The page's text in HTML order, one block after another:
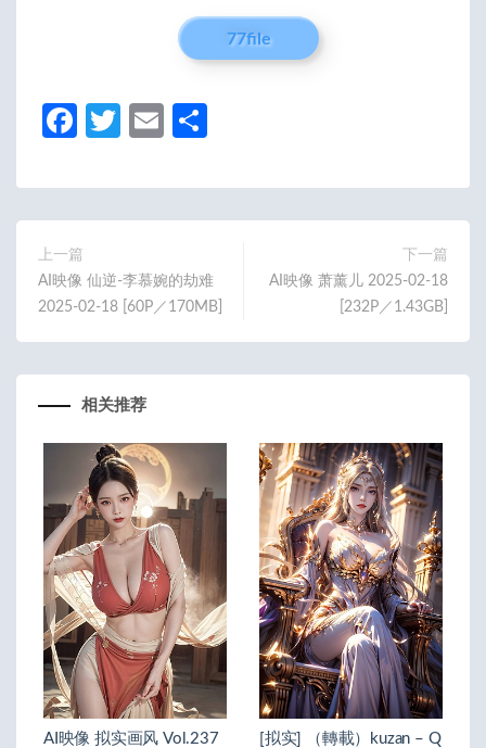
77file
Fa
b
o
o
k
T
itt
er
E
ail
上一篇
AI映像 仙逆-李慕婉的劫难
2025-02-18 [60P／170MB]
下一篇
AI映像 萧薰儿 2025-02-18
[232P／1.43GB]
相关推荐
AI映像 拟实画风 Vol.237
[拟实] （轉載）kuzan – Q